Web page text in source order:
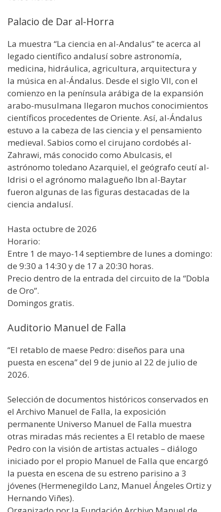
Palacio de Dar al-Horra
La muestra “La ciencia en al-Andalus” te acerca al
legado científico andalusí sobre astronomía,
medicina, hidráulica, agricultura, arquitectura y
la música en al-Ándalus. Desde el siglo VII, con el
comienzo en la península arábiga de la expansión
arabo-musulmana llegaron muchos conocimientos
científicos procedentes de Oriente. Así, al-Ándalus
estuvo a la cabeza de las ciencia y el pensamiento
medieval. Sabios como el cirujano cordobés al-
Zahrawi, más conocido como Abulcasis, el
astrónomo toledano Azarquiel, el geógrafo ceutí al-
Idrisi o el agrónomo malagueño Ibn al-Baytar
fueron algunas de las figuras destacadas de la
ciencia andalusí.
Hasta octubre de 2026
Horario:
Entre 1 de mayo-14 septiembre de lunes a domingo:
de 9:30 a 14:30 y de 17 a 20:30 horas.
Precio dentro de la entrada del circuito de la “Dobla
de Oro”.
Domingos gratis.
Auditorio Manuel de Falla
“El retablo de maese Pedro: diseños para una
puesta en escena” del 9 de junio al 22 de julio de
2026.
Selección de documentos históricos conservados en
el Archivo Manuel de Falla, la exposición
permanente Universo Manuel de Falla muestra
otras miradas más recientes a El retablo de maese
Pedro con la visión de artistas actuales – diálogo
iniciado por el propio Manuel de Falla que encargó
la puesta en escena de su estreno parisino a 3
jóvenes (Hermenegildo Lanz, Manuel Ángeles Ortiz y
Hernando Viñes).